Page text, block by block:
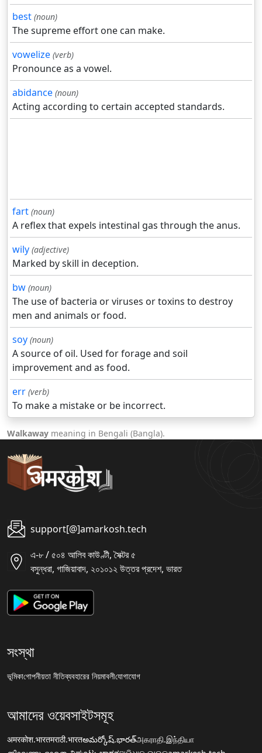
best (noun)
The supreme effort one can make.
vowelize (verb)
Pronounce as a vowel.
abidance (noun)
Acting according to certain accepted standards.
fart (noun)
A reflex that expels intestinal gas through the anus.
wily (adjective)
Marked by skill in deception.
bw (noun)
The use of bacteria or viruses or toxins to destroy
men and animals or food.
soy (noun)
A source of oil. Used for forage and soil
improvement and as food.
err (verb)
To make a mistake or be incorrect.
Walkaway meaning in Bengali (Bangla).
support[@]amarkosh.tech
এ-৮ / ৫০৪ আলিব কাউণ্টী, সৈক্টর ৫
বসুন্ধরা, গাজিয়াবাদ, ২০১০১২ উত্তর প্রদেশ, ভারত
সংস্থা
ভূমিকাগোপনীয়তা নীতিব্যবহারের নিয়মাবলীযোগাযোগ
আমাদের ওয়েবসাইটসমূহ
अमरकोश.भारतमराठी.भारतఅమర్కోష్.భారత్அகராதி.இந்தியா